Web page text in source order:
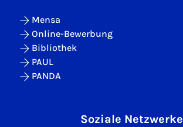
Mensa
Online-Bewerbung
Bibliothek
PAUL
PANDA
Soziale Netzwerke